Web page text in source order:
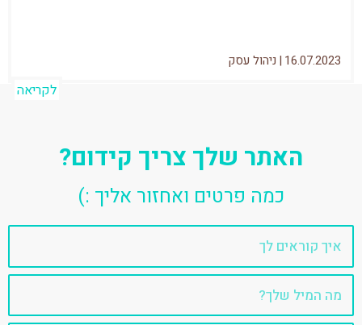
16.07.2023
| ניהול עסק
לקריאה
האתר שלך צריך קידום?
כמה פרטים ואחזור אליך :)